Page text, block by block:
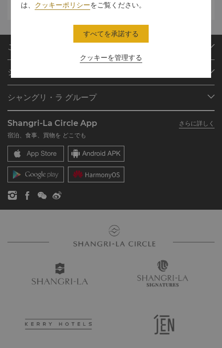
ご予約
ご予約の検索
レストラン＆バー
シャングリ・ラ サークル
シャングリ・ラ サークルに入会
よくあるお問合せや質問
SLCに関するお問い合わせ
シャングリ・ラ グループ
シャングリ・ラ ブランド
シャングリ・ラ センター
レジデンス
お問い合わせ
採用情報
企業の社会的責任
ニュース
Shangri-La Circle App
さらに詳しく
宿泊、食事、買物を どこでも
は、 クッキーポリシーをご覧ください。
クッキーを管理する
すべてを承諾する